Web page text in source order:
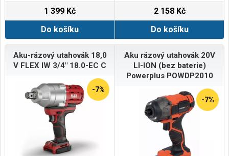
podmínkách&nbsp;Kompaktní a
lehký design: Díky kompaktním
snadno manévrujeVestavěná LED
osvětluje jak vrtnou plochu, tak
místechUtahování, šroubování a
vrtání s jediným nářadím:
držákem bitů pro šroubování a
vrtáníVysoký krouticí moment,
velký počet příklepů a vysoké
otáčky zajišťují rychlejší dokončení
práceSoučást dodávky alu
rázového utahováku WX291.91x
bit 50mm1x háček na opasek
1 399 Kč
Do košíku
2 158 Kč
Do košíku
Aku-rázový utahovák 18,0
V FLEX IW 3/4" 18.0-EC C
-7%
Aku rázový utahovák 20V
LI-ION (bez baterie)
Powerplus POWDP2010
-7%